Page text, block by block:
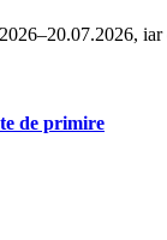
de primire